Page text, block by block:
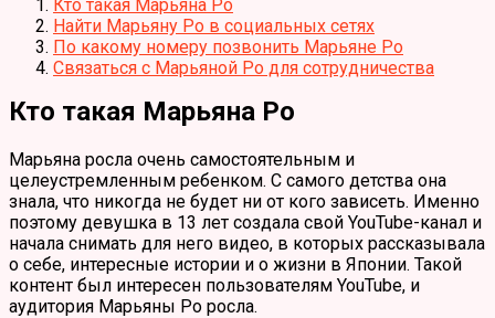
Кто такая Марьяна Ро
Найти Марьяну Ро в социальных сетях
По какому номеру позвонить Марьяне Ро
Связаться с Марьяной Ро для сотрудничества
Кто такая Марьяна Ро
Марьяна росла очень самостоятельным и
целеустремленным ребенком. С самого детства она
знала, что никогда не будет ни от кого зависеть. Именно
поэтому девушка в 13 лет создала свой YouTube-канал и
начала снимать для него видео, в которых рассказывала
о себе, интересные истории и о жизни в Японии. Такой
контент был интересен пользователям YouTube, и
аудитория Марьяны Ро росла.